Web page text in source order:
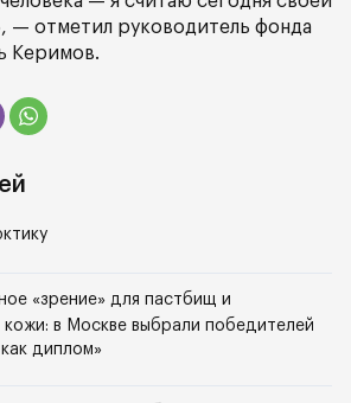
— отметил руководитель фонда
Керимов.
«зрение» для пастбищ и
в Москве выбрали победителей
диплом»